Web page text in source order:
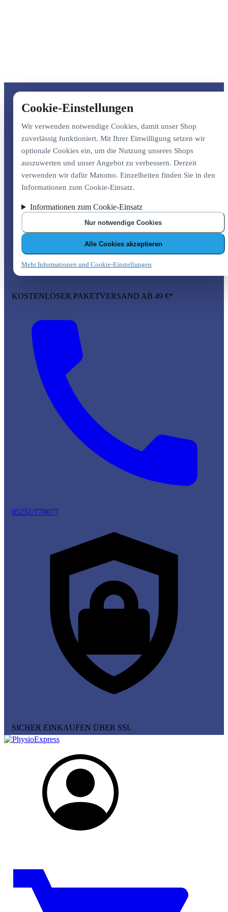
Cookie-Einstellungen
Wir verwenden notwendige Cookies, damit unser Shop
zuverlässig funktioniert. Mit Ihrer Einwilligung setzen wir
optionale Cookies ein, um die Nutzung unseres Shops
auszuwerten und unser Angebot zu verbessern. Derzeit
verwenden wir dafür Matomo. Einzelheiten finden Sie in den
Informationen zum Cookie-Einsatz.
Informationen zum Cookie-Einsatz
Nur notwendige Cookies
Alle Cookies akzeptieren
Mehr Informationen und Cookie-Einstellungen
KOSTENLOSER PAKETVERSAND AB 49 €*
05251/778077
SICHER EINKAUFEN ÜBER SSL